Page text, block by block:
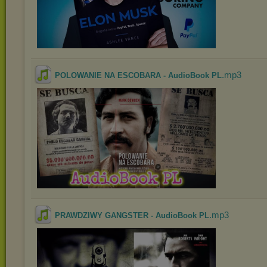
POLOWANIE NA ESCOBARA - AudioBook PL.mp3
PRAWDZIWY GANGSTER - AudioBook PL.mp3